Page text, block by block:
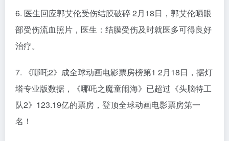
6. 医生回应郭艾伦受伤结膜破碎 2月18日，郭艾伦晒眼
部受伤流血照片，医生：结膜受伤及时就医多可得良好
治疗。
7. 《哪吒2》成全球动画电影票房榜第1 2月18日，据灯
塔专业版数据，《哪吒之魔童闹海》已超过《头脑特工
队2》123.19亿的票房，登顶全球动画电影票房第一
名！